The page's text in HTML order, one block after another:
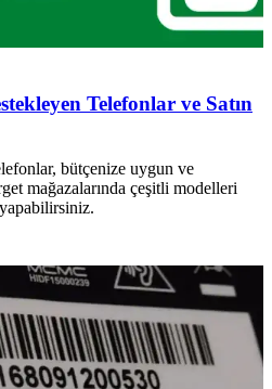
Telefonlar ve Satın
bütçenize uygun ve
mağazalarında çeşitli modelleri